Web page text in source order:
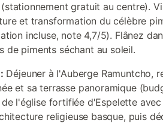
gratuit au centre).
et transformation du célèbre
incluse, note 4,7/5). Flânez
de piments séchant au soleil.
Déjeuner à l'Auberge Ramuntcho,
et sa terrasse panoramique
l'église fortifiée d'Espelette avec
religieuse basque, puis